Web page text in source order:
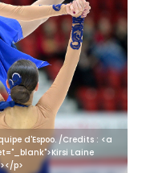
d'Espoo. /Credits : <a
Laine
p>